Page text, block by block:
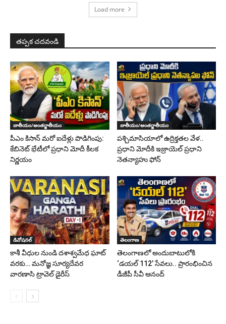
Load more
తప్పక చదవండి
జాతీయం/అంతర్జాతీయం
పీఎం కిసాన్ మరో ఐదేళ్లు పొడిగింపు:
కేబినెట్ భేటీలో ప్రధాని మోదీ కీలక
నిర్ణయం
జాతీయం/అంతర్జాతీయం
పశ్చిమాసియాలో ఉద్రిక్తతల వేళ..
ప్రధాని మోదీకి ఇజ్రాయెల్ ప్రధాని
నెతన్యాహు ఫోన్
డివోషనల్
కాశీ వీధుల నుండి దశాశ్వమేధ ఘాట్
వరకు… మనోజ్ఞ సూర్యదేవర
వారణాసి ట్రావెల్ డైరీస్
తెలంగాణ
తెలంగాణలో అందుబాటులోకి
‘డయల్ 112’ సేవలు.. ప్రారంభించిన
డీజీపీ సీవీ ఆనంద్